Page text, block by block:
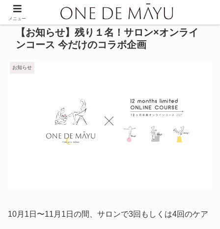
【お知らせ】残り１名！サロン×オンライ
ンコース 今だけのコラボ企画
お知らせ
10月1日〜11月1日の間、サロンで3回もしくは4回のケア
メニュー